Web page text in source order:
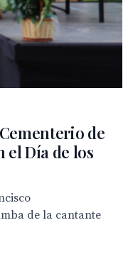
de
el Día de los
de la cantante